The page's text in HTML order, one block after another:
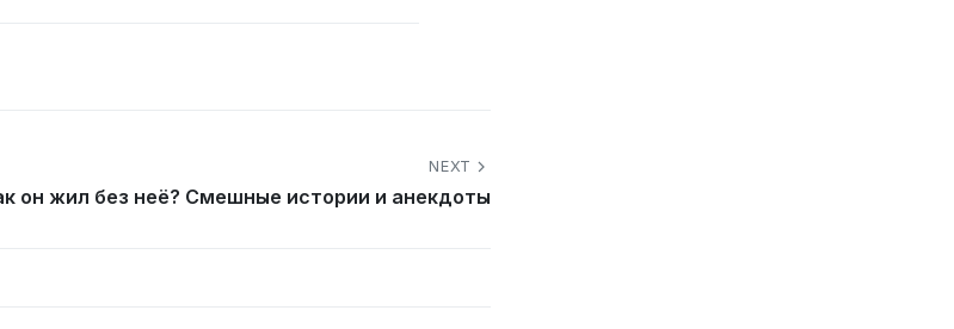
NEXT
он жил без неё? Смешные истории и анекдоты